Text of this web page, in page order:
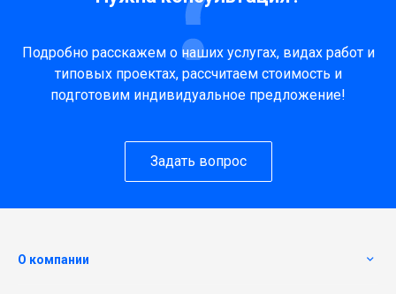
Подробно расскажем о наших услугах, видах работ и
типовых проектах, рассчитаем стоимость и
подготовим индивидуальное предложение!
Задать вопрос
О компании